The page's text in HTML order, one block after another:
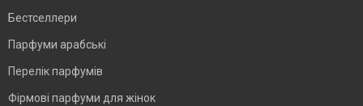
Бестселлери
Парфуми арабські
Перелік парфумів
Фірмові парфуми для жінок